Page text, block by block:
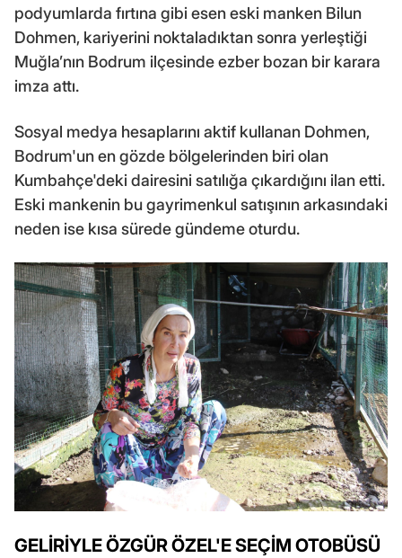
podyumlarda fırtına gibi esen eski manken Bilun
Dohmen, kariyerini noktaladıktan sonra yerleştiği
Muğla’nın Bodrum ilçesinde ezber bozan bir karara
imza attı.
Sosyal medya hesaplarını aktif kullanan Dohmen,
Bodrum'un en gözde bölgelerinden biri olan
Kumbahçe'deki dairesini satılığa çıkardığını ilan etti.
Eski mankenin bu gayrimenkul satışının arkasındaki
neden ise kısa sürede gündeme oturdu.
GELİRİYLE ÖZGÜR ÖZEL'E SEÇİM OTOBÜSÜ